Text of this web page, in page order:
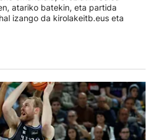
atariko batekin, eta partida
izango da kirolakeitb.eus eta